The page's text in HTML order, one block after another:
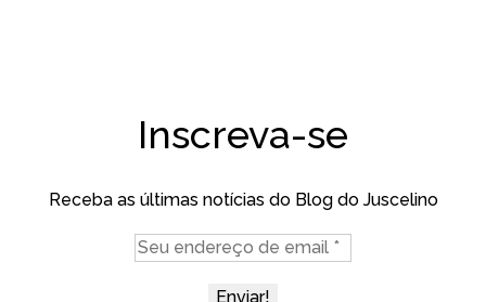
Inscreva-se
Receba as últimas notícias do Blog do Juscelino